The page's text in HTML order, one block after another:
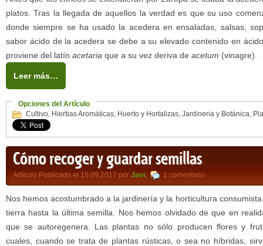
platos. Tras la llegada de aquellos la verdad es que su uso
donde siempre se ha usado la acedera en ensaladas, salsas,
sabor ácido de la acedera se debe a su elevado contenido en
proviene del latín acetaria que a su vez deriva de acetum (vinagre).
Leer más…
Opciones del Artículo
Cultivo Hierbas Aromáticas Huerto y Hortalizas Jardineria y Botánica
Cómo recoger y guardar semillas
Artículo Publicado el 15.09.2017 por Javi 1 comentario
Nos hemos acostumbrado a la jardinería y la horticultura
tierra hasta la última semilla. Nos hemos olvidado de que en
que se autoregenera. Las plantas no sólo producen flores y
cuales, cuando se trata de plantas rústicas, o sea no híbridas,